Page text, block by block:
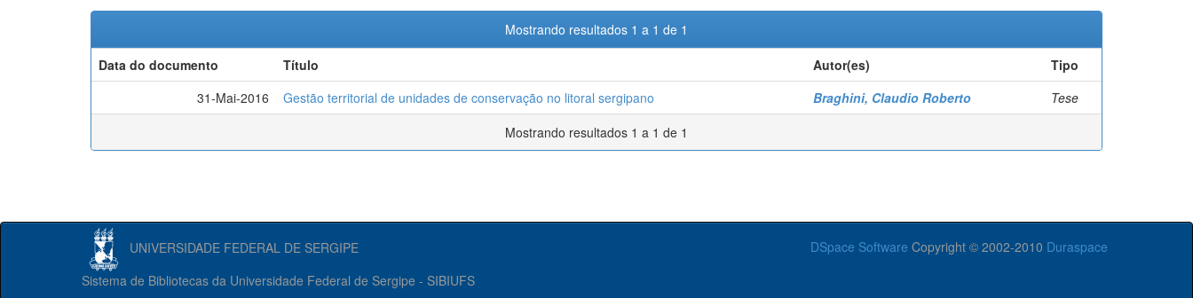
Mostrando resultados 1 a 1 de 1
Data do documento
Título Autor(es)
Tipo
31-Mai-2016
Gestão territorial de unidades de conservação no litoral sergipano Braghini, Claudio Roberto
Tese
Mostrando resultados 1 a 1 de 1
UNIVERSIDADE FEDERAL DE SERGIPE DSpace Software Copyright © 2002-2010 Duraspace
Sistema de Bibliotecas da Universidade Federal de Sergipe - SIBIUFS